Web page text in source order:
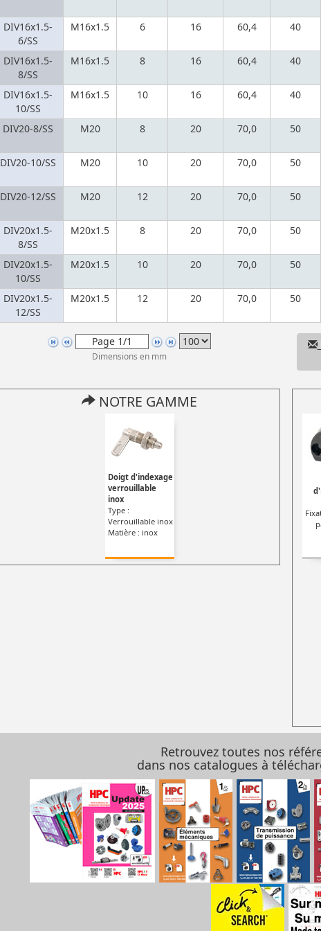
DIV16x1.5-
6/SS
M16x1.5 6 16 60,4 40
DIV16x1.5-
8/SS
M16x1.5 8 16 60,4 40
DIV16x1.5-
10/SS
M16x1.5 10 16 60,4 40
DIV20-8/SS
M20 8 20 70,0 50
DIV20-10/SS
M20 10 20 70,0 50
DIV20-12/SS
M20 12 20 70,0 50
DIV20x1.5-
8/SS
M20x1.5 8 20 70,0 50
DIV20x1.5-
10/SS
M20x1.5 10 20 70,0 50
DIV20x1.5-
12/SS
M20x1.5 12 20 70,0 50
Dimensions en mm
NOTRE GAMME
Doigt d'indexage
verrouillable
inox
Type :
Verrouillable inox
Matière : inox
Retrouvez toutes nos
dans nos catalogues à